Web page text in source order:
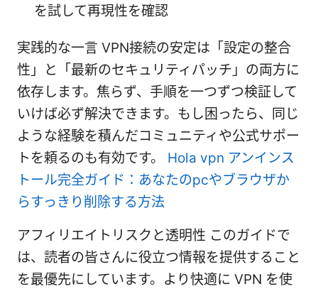
を試して再現性を確認
実践的な一言 VPN接続の安定は「設定の整合
性」と「最新のセキュリティパッチ」の両方に
依存します。焦らず、手順を一つずつ検証して
いけば必ず解決できます。もし困ったら、同じ
ような経験を積んだコミュニティや公式サポー
トを頼るのも有効です。 Hola vpn アンインス
トール完全ガイド：あなたのpcやブラウザか
らすっきり削除する方法
アフィリエイトリスクと透明性 このガイドで
は、読者の皆さんに役立つ情報を提供すること
を最優先にしています。より快適に VPN を使